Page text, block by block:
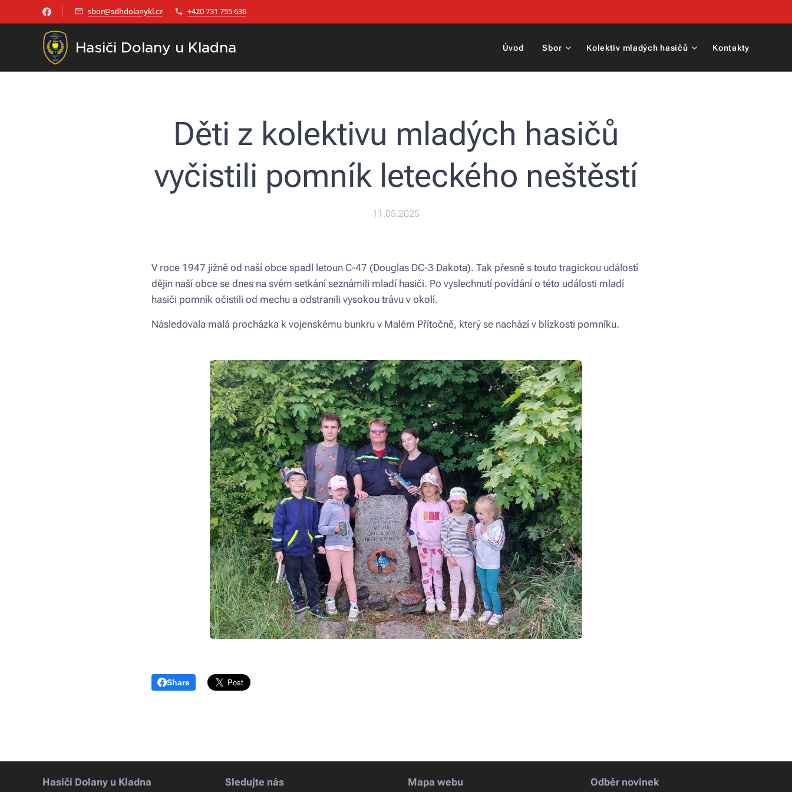
sbor@sdhdolanykl.cz +420 731 755 636
Hasiči Dolany u Kladna Úvod Sbor Kolektiv mladých hasičů Kontakty
Děti z kolektivu mladých hasičů
vyčistili pomník leteckého neštěstí
11.05.2025
V roce 1947 jižně od naší obce spadl letoun C-47 (Douglas DC-3 Dakota). Tak přesně s touto tragickou událostí
dějin naší obce se dnes na svém setkání seznámili mladí hasiči. Po vyslechnutí povídání o této události mladí
hasiči pomník očistili od mechu a odstranili vysokou trávu v okolí.
Následovala malá procházka k vojenskému bunkru v Malém Přítočně, který se nachází v blízkosti pomníku.
Share
Hasiči Dolany u Kladna Sledujte nás Mapa webu Odběr novinek